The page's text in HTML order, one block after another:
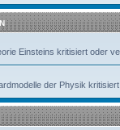
Einsteins kritisiert oder
der Physik